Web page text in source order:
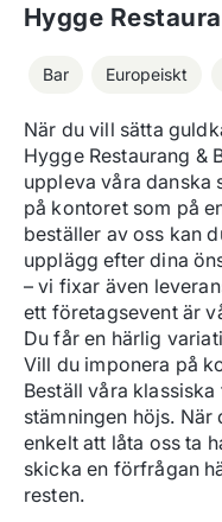
Hygge
Bar Europeiskt
När du vill sätta
Hygge Restaurang &
uppleva våra danska
på kontoret som på
beställer av oss kan
upplägg efter dina
– vi fixar även
ett företagsevent är
Du får en härlig
Vill du imponera på
Beställ våra
stämningen höjs.
enkelt att låta oss ta
skicka en förfrågan
resten.